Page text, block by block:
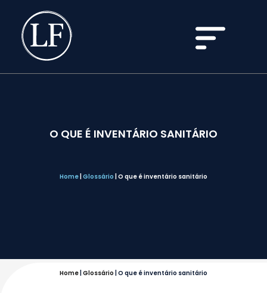
O QUE É INVENTÁRIO SANITÁRIO
Home Glossário O que é inventário sanitário
Home Glossário O que é inventário sanitário